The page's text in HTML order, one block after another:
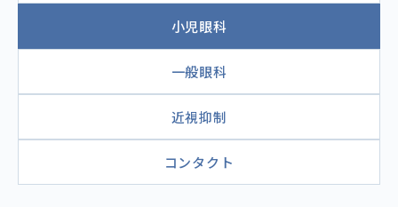
小児眼科
一般眼科
近視抑制
コンタクト